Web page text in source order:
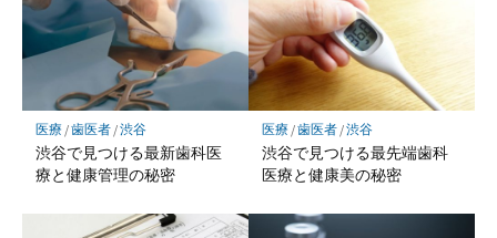
医療/歯医者/渋谷
渋谷で見つける最新歯科医
療と健康管理の秘密
医療/歯医者/渋谷
渋谷で見つける最先端歯科
医療と健康美の秘密